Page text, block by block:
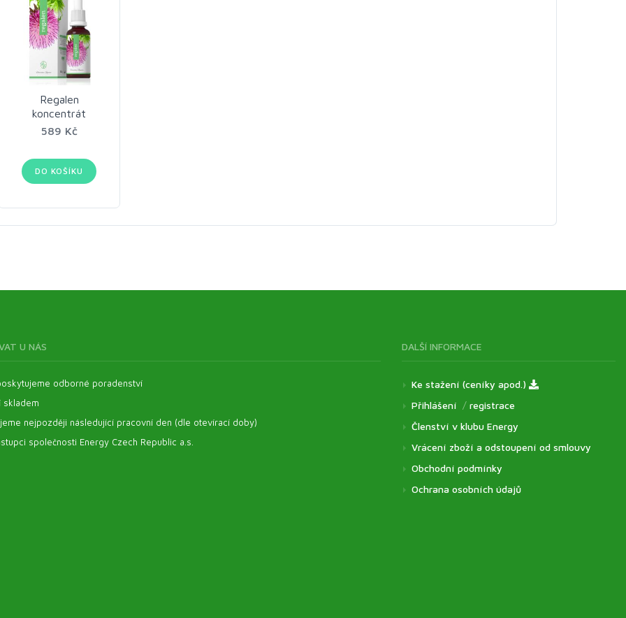
Regalen
koncentrát
589 Kč
DO KOŠÍKU
U NÁS
odborné poradenství
skladem
nejpozději následující pracovní den (dle otevírací doby)
společnosti Energy Czech Republic a.s.
DALŠÍ INFORMACE
Ke stažení (ceníky apod.)
Přihlášení / registrace
Členství v klubu Energy
Vrácení zboží a odstoupení od smlouvy
Obchodní podmínky
Ochrana osobních údajů